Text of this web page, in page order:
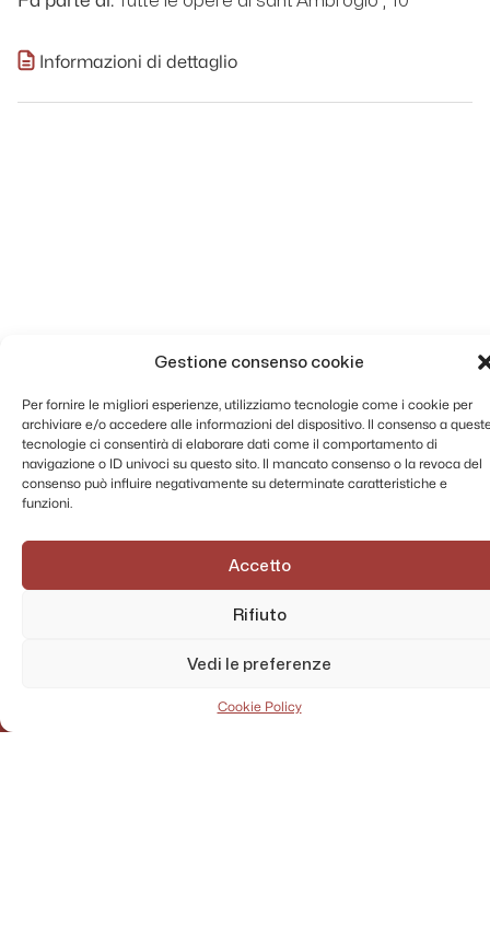
Gestione consenso cookie
Per fornire le migliori esperienze, utilizziamo tecnologie come i cookie per
archiviare e/o accedere alle informazioni del dispositivo. Il consenso a
tecnologie ci consentirà di elaborare dati come il comportamento di
navigazione o ID univoci su questo sito. Il mancato consenso o la revoca del
consenso può influire negativamente su determinate caratteristiche e
funzioni.
Accetto
Rifiuto
Vedi le preferenze
Cookie Policy
Informazioni di dettaglio